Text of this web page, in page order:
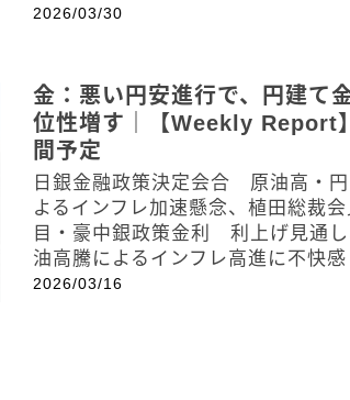
2026/03/30
金：悪い円安進行で、円建て
位性増す｜【Weekly Report
間予定
日銀金融政策決定会合 原油高・
よるインフレ加速懸念、植田総裁
目・豪中銀政策金利 利上げ見通
油高騰によるインフレ高進に不快感
2026/03/16